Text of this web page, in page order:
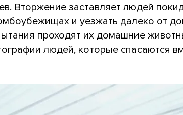
Вторжение заставляет людей
и уезжать далеко от
проходят их домашние
людей, которые спасаются